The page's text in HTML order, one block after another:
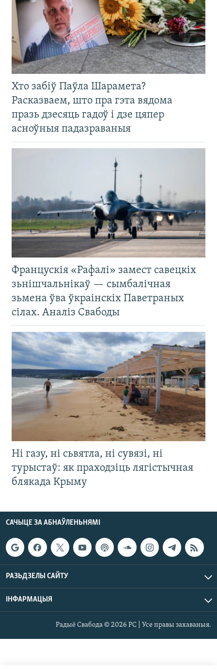
Хто забіў Паўла Шарамета?
Расказваем, што пра гэта вядома
празь дзесяць гадоў і дзе цяпер
асноўныя падазраваныя
Францускія «Рафалі» замест савецкіх
зьнішчальнікаў — сымбалічная
зьмена ўва ўкраінскіх Паветраных
сілах. Аналіз Свабоды
Ні газу, ні сьвятла, ні сувязі, ні
турыстаў: як праходзіць лягістычная
блякада Крыму
САЧЫЦЕ ЗА АБНАЎЛЕНЬНЯМІ
РАЗЬДЗЕЛЫ САЙТУ
ІНФАРМАЦЫЯ
Радыё Свабода © 2026 РС | Усе правы захаваныя.